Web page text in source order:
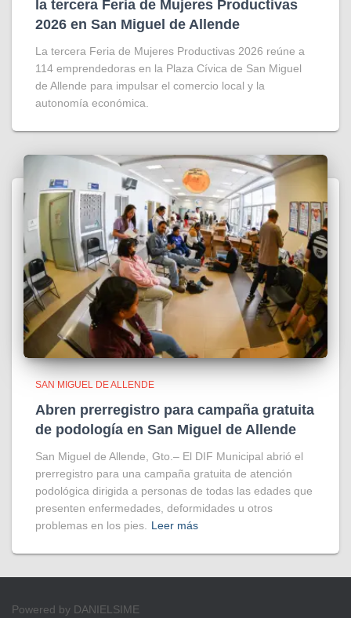
la tercera Feria de Mujeres Productivas
2026 en San Miguel de Allende
La tercera Feria de Mujeres Productivas 2026 reúne a
114 emprendedoras en la Plaza Cívica de San Miguel
de Allende para impulsar el comercio local y la
autonomía económica.
SAN MIGUEL DE ALLENDE
Abren prerregistro para campaña gratuita
de podología en San Miguel de Allende
San Miguel de Allende, Gto.– El DIF Municipal abrió el
prerregistro para una campaña gratuita de atención
podológica dirigida a personas de todas las edades que
presenten enfermedades, deformidades u otros
problemas en los pies.
Leer más
Powered by DANIELSIME